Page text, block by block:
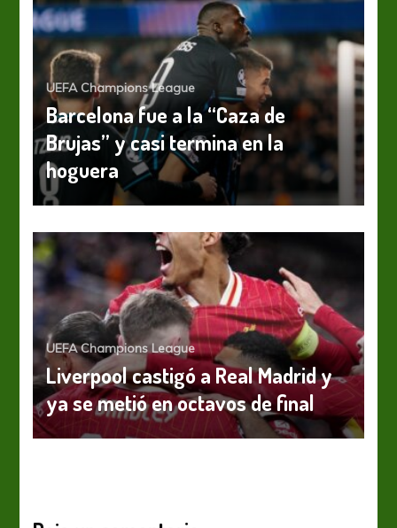
UEFA Champions League
Barcelona fue a la “Caza de
Brujas” y casi termina en la
hoguera
UEFA Champions League
Liverpool castigó a Real Madrid y
ya se metió en octavos de final